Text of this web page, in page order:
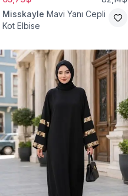
Misskayle Mavi Yanı Cepli
Kot Elbise